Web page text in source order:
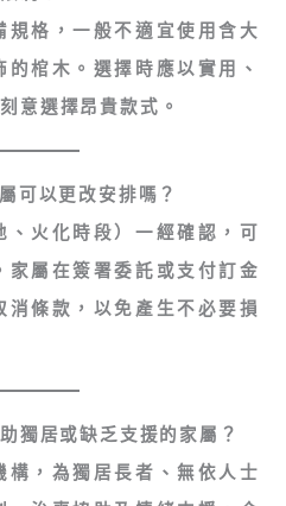
規格，一般不適宜使用含大
棺木。選擇時應以實用、
意選擇昂貴款式。
可以更改安排嗎？
火化時段）一經確認，可
家屬在簽署委託或支付訂金
消條款，以免產生不必要損
獨居或缺乏支援的家屬？
構，為獨居長者、無依人士